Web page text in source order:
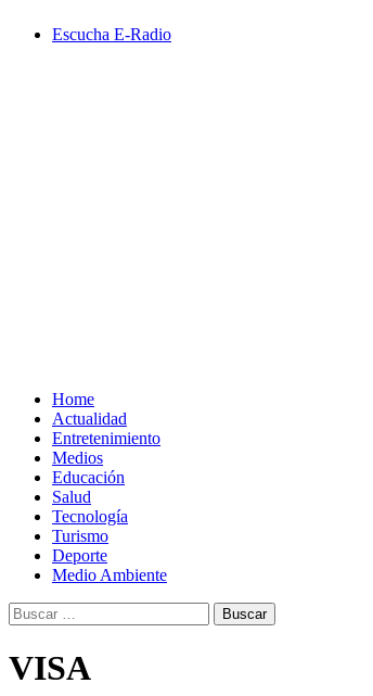
Escucha E-Radio
Home
Actualidad
Entretenimiento
Medios
Educación
Salud
Tecnología
Turismo
Deporte
Medio Ambiente
Buscar:
VISA